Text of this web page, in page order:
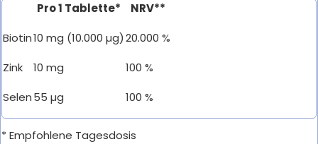
Pro 1 Tablette*
NRV**
Biotin10 mg (10.000 µg)20.000 %
Zink
10 mg
100 %
Selen55 µg 100 %
* Empfohlene Tagesdosis